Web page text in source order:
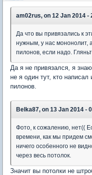
am02rus, on 12 Jan 2014 -
Да что вы привязались к
нужным, у нас мононолит,
пилонов, если надо.
Да я не привязался, я
не я один тут, кто
пилонов.
Belka87, on 13 Jan 2014 -
Фото, к сожалению, нет((
времени, как мы придем
ничего особенного не
через весь потолок.
Значит вы потолки не